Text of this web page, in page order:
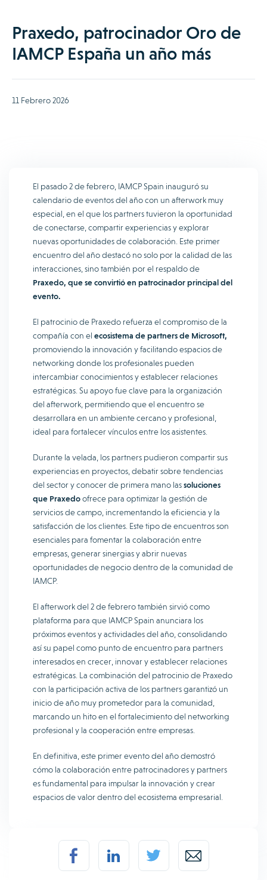
Praxedo, patrocinador Oro de
IAMCP España un año más
11 Febrero 2026
El pasado 2 de febrero, IAMCP Spain inauguró su
calendario de eventos del año con un afterwork muy
especial, en el que los partners tuvieron la oportunidad
de conectarse, compartir experiencias y explorar
nuevas oportunidades de colaboración. Este primer
encuentro del año destacó no solo por la calidad de las
interacciones, sino también por el respaldo de
Praxedo, que se convirtió en patrocinador principal del
evento.
El patrocinio de Praxedo refuerza el compromiso de la
compañía con el ecosistema de partners de Microsoft,
promoviendo la innovación y facilitando espacios de
networking donde los profesionales pueden
intercambiar conocimientos y establecer relaciones
estratégicas. Su apoyo fue clave para la organización
del afterwork, permitiendo que el encuentro se
desarrollara en un ambiente cercano y profesional,
ideal para fortalecer vínculos entre los asistentes.
Durante la velada, los partners pudieron compartir sus
experiencias en proyectos, debatir sobre tendencias
del sector y conocer de primera mano lassoluciones
que Praxedoofrece para optimizar la gestión de
servicios de campo, incrementando la eficiencia y la
satisfacción de los clientes. Este tipo de encuentros son
esenciales para fomentar la colaboración entre
empresas, generar sinergias y abrir nuevas
oportunidades de negocio dentro de la comunidad de
IAMCP.
El afterwork del 2 de febrero también sirvió como
plataforma para que IAMCP Spain anunciara los
próximos eventos y actividades del año, consolidando
así su papel como punto de encuentro para partners
interesados en crecer, innovar y establecer relaciones
estratégicas. La combinación del patrocinio de Praxedo
con la participación activa de los partners garantizó un
inicio de año muy prometedor para la comunidad,
marcando un hito en el fortalecimiento del networking
profesional y la cooperación entre empresas.
En definitiva, este primer evento del año demostró
cómo la colaboración entre patrocinadores y partners
es fundamental para impulsar la innovación y crear
espacios de valor dentro del ecosistema empresarial.